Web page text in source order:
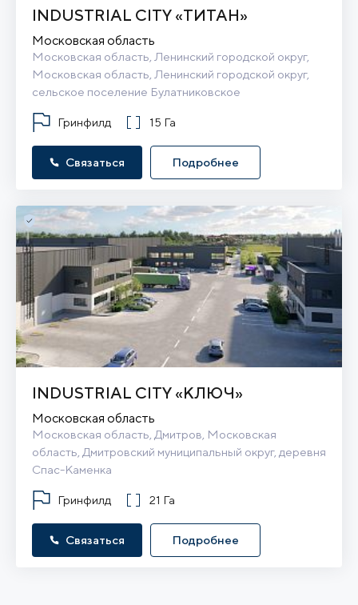
INDUSTRIAL CITY «ТИТАН»
Московская область
Московская область, Ленинский городской округ,
Московская область, Ленинский городской округ,
сельское поселение Булатниковское
Гринфилд 15 Га
Связаться Подробнее
INDUSTRIAL CITY «КЛЮЧ»
Московская область
Московская область, Дмитров, Московская
область, Дмитровский муниципальный округ, деревня
Спас-Каменка
Гринфилд 21 Га
Связаться Подробнее